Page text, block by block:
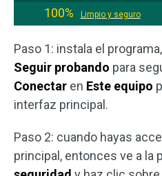
100%
Limpio y seguro
Paso 1: instala el
Seguir probando para
Conectar en Este equipo
interfaz principal.
Paso 2: cuando hayas
principal, entonces ve a la